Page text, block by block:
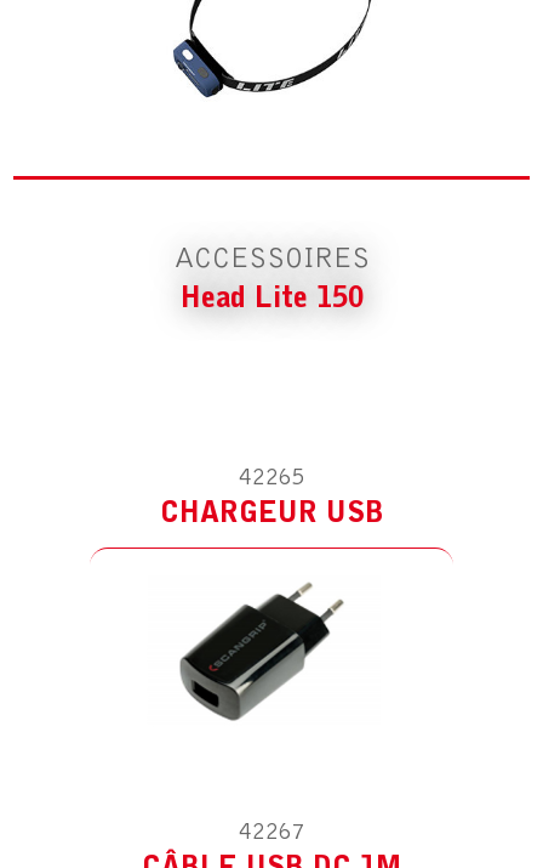
ACCESSOIRES
Head Lite 150
42265
CHARGEUR USB
ACCESSOIRE POUR HEAD LITE 150
42267
CÂBLE USB DC 1M
CHARGEUR VOITURE